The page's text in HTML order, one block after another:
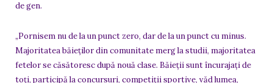
de gen.
„Pornisem nu de la un punct zero, dar de la un punct cu minus.
Majoritatea băieților din comunitate merg la studii, majoritatea
fetelor se căsătoresc după nouă clase. Băieții sunt încurajați de
toți, participă la concursuri, competiții sportive, văd lumea,